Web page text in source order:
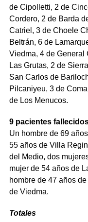
de Cipolletti, 2 de
Cordero, 2 de Barda
Catriel, 3 de Choele
Beltrán, 6 de
Viedma, 4 de General
Las Grutas, 2 de
San Carlos de
Pilcaniyeu, 3 de
de Los Menucos.
9 pacientes
Un hombre de 69
55 años de Villa
del Medio, dos
mujer de 54 años de
hombre de 47 años
de Viedma.
Totales